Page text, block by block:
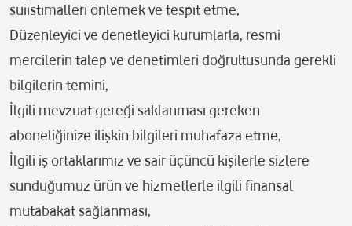
suiistimalleri önlemek ve tespit etme,
Düzenleyici ve denetleyici kurumlarla, resmi
mercilerin talep ve denetimleri doğrultusunda gerekli
bilgilerin temini,
İlgili mevzuat gereği saklanması gereken
aboneliğinize ilişkin bilgileri muhafaza etme,
İlgili iş ortaklarımız ve sair üçüncü kişilerle sizlere
sunduğumuz ürün ve hizmetlerle ilgili finansal
mutabakat sağlanması,